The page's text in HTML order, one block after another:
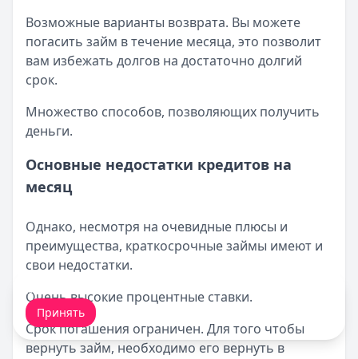
Возможные варианты возврата. Вы можете
погасить займ в течение месяца, это позволит
вам избежать долгов на достаточно долгий
срок.
Множество способов, позволяющих получить
деньги.
Основные недостатки кредитов на
месяц
Однако, несмотря на очевидные плюсы и
преимущества, краткосрочные займы имеют и
свои недостатки.
Очень высокие процентные ставки.
Срок погашения ограничен. Для того чтобы
вернуть займ, необходимо его вернуть в
Мы обрабатываем ваши
Принять